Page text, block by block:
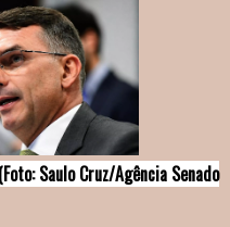
Cruz/Agência Senado